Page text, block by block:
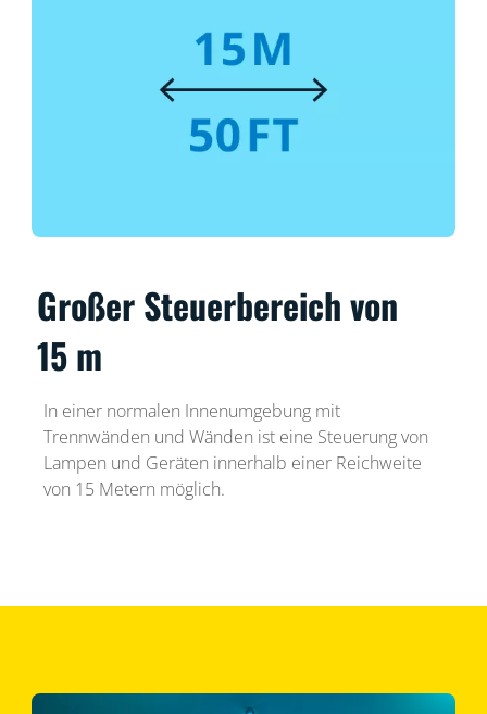
Großer Steuerbereich von
15 m
In einer normalen Innenumgebung mit
Trennwänden und Wänden ist eine Steuerung von
Lampen und Geräten innerhalb einer Reichweite
von 15 Metern möglich.